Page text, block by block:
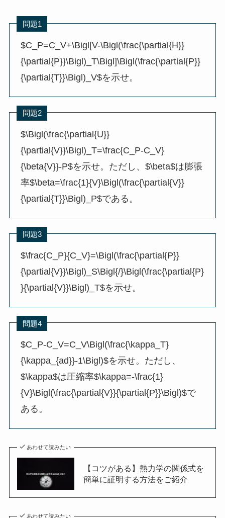
問題1
$C_P=C_V+\Bigl[V-\Bigl(\frac{\partial{H}}
{\partial{P}}\Bigl)_T\Bigl]\Bigl(\frac{\partial{P}}
{\partial{T}}\Bigl)_V$を示せ。
問題2
$\Bigl(\frac{\partial{U}}
{\partial{V}}\Bigl)_T=\frac{C_P-C_V}
{\beta{V}}-P$を示せ。ただし、$\beta$は膨張
率$\beta=\frac{1}{V}\Bigl(\frac{\partial{V}}
{\partial{T}}\Bigl)_P$である。
問題3
$\frac{C_P}{C_V}=\Bigl(\frac{\partial{P}}
{\partial{V}}\Bigl)_S\Bigl{/}\Bigl(\frac{\partial{P}
}{\partial{V}}\Bigl)_T$を示せ。
問題4
$C_P-C_V=C_V\Bigl(\frac{\kappa_T}
{\kappa_{ad}}-1\Bigl)$を示せ。ただし、
$\kappa$は圧縮率$\kappa=-\frac{1}
{V}\Bigl(\frac{\partial{V}}{\partial{P}}\Bigl)$で
ある。
あわせて読みたい
【コツがある】熱力学の関係式を
簡単に証明する方法をご紹介
あわせて読みたい